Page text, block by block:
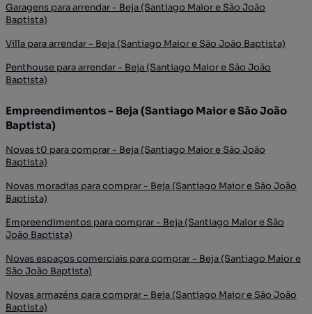
Garagens para arrendar - Beja (Santiago Maior e São João
Baptista)
Villa para arrendar - Beja (Santiago Maior e São João Baptista)
Penthouse para arrendar - Beja (Santiago Maior e São João
Baptista)
Empreendimentos - Beja (Santiago Maior e São João
Baptista)
Novas t0 para comprar - Beja (Santiago Maior e São João
Baptista)
Novas moradias para comprar - Beja (Santiago Maior e São João
Baptista)
Empreendimentos para comprar - Beja (Santiago Maior e São
João Baptista)
Novas espaços comerciais para comprar - Beja (Santiago Maior e
São João Baptista)
Novas armazéns para comprar - Beja (Santiago Maior e São João
Baptista)